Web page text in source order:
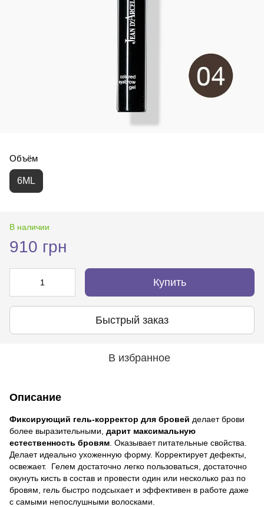
Объём
6ML
В наличии
910 грн
Купить
Быстрый заказ
В избранное
Описание
Фиксирующий гель-корректор для бровей делает брови
более выразительными, дарит максимальную
естественность бровям . Оказывает питательные свойства.
Делает идеально ухоженную форму. Корректирует дефекты,
освежает. Гелем достаточно легко пользоваться, достаточно
окунуть кисть в состав и провести один или несколько раз по
бровям, гель быстро подсыхает и эффективен в работе даже
с самыми непослушными волосками.